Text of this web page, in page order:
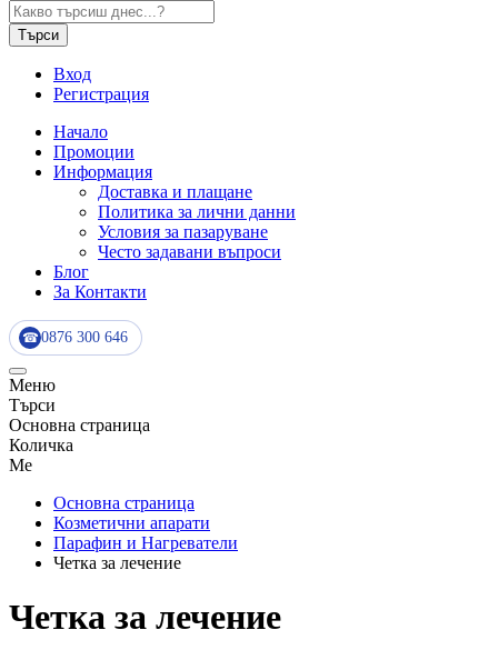
Търси
Вход
Регистрация
Начало
Промоции
Информация
Доставка и плащане
Политика за лични данни
Условия за пазаруване
Често задавани въпроси
Блог
За Контакти
☎ 0876 300 646
Меню
Търси
Основна страница
Количка
Me
Основна страница
Козметични апарати
Парафин и Нагреватели
Четка за лечение
Четка за лечение